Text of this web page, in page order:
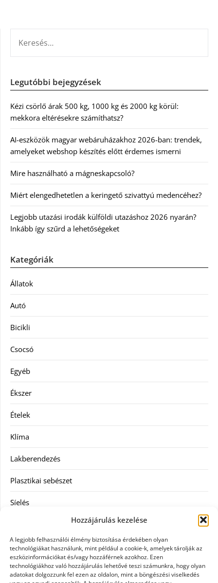
Hozzájárulás kezelése
A legjobb felhasználói élmény biztosítása érdekében olyan
technológiákat használunk, mint például a cookie-k, amelyek tárolják az
eszközinformációkat és/vagy hozzáférnek azokhoz. Ezen
technológiákhoz való hozzájárulás lehetővé teszi számunkra, hogy olyan
adatokat dolgozzunk fel ezen az oldalon, mint a böngészési viselkedés
Legutóbbi bejegyzések
Kézi csörlő árak 500 kg, 1000 kg és 2000 kg körül:
mekkora eltérésekre számíthatsz?
AI-eszközök magyar webáruházakhoz 2026-ban: trendek,
amelyeket webshop készítés előtt érdemes ismerni
Mire használható a mágneskapcsoló?
Miért elengedhetetlen a keringető szivattyú medencéhez?
Legjobb utazási irodák külföldi utazáshoz 2026 nyarán?
Inkább így szűrd a lehetőségeket
Kategóriák
Állatok
Autó
Bicikli
Csocsó
Egyéb
Ékszer
Ételek
Klíma
Lakberendezés
Plasztikai sebészet
Síelés
Táskák
Vásárlás